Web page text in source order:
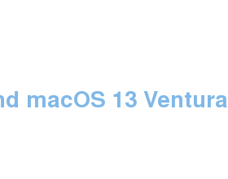
macOS 13 Ventura